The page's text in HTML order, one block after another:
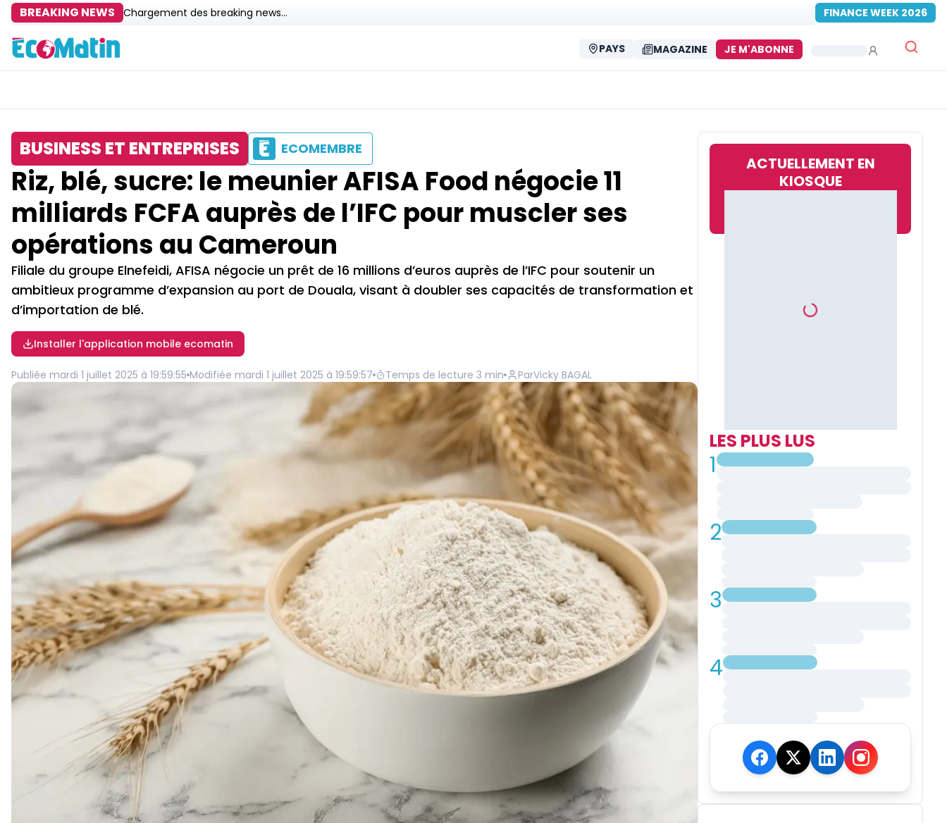
BREAKING NEWS Chargement des breaking news... FINANCE WEEK 2026
PAYS MAGAZINE JE M'ABONNE
BUSINESS ET ENTREPRISES ECOMEMBRE
Riz, blé, sucre: le meunier AFISA Food négocie 11
milliards FCFA auprès de l’IFC pour muscler ses
opérations au Cameroun
Filiale du groupe Elnefeidi, AFISA négocie un prêt de 16 millions d’euros auprès de l’IFC pour soutenir un
ambitieux programme d’expansion au port de Douala, visant à doubler ses capacités de transformation et
d’importation de blé.
Installer l'application mobile ecomatin
Publiée mardi 1 juillet 2025 à 19:59:55 Modifiée mardi 1 juillet 2025 à 19:59:57 Temps de lecture 3 min ParVicky BAGAL
ACTUELLEMENT EN
KIOSQUE
LES PLUS LUS
1
2
3
4